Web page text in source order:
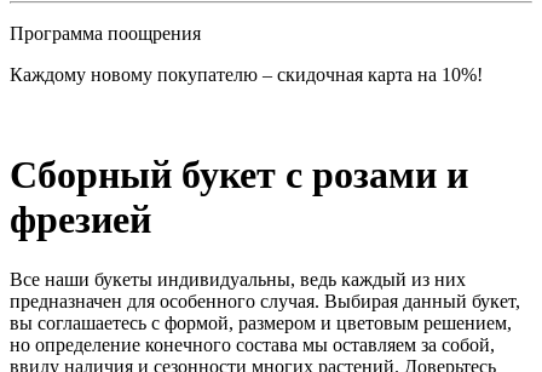
Программа поощрения
Каждому новому покупателю – скидочная карта на 10%!
Сборный букет с розами и
фрезией
Все наши букеты индивидуальны, ведь каждый из них
предназначен для особенного случая. Выбирая данный букет,
вы соглашаетесь с формой, размером и цветовым решением,
но определение конечного состава мы оставляем за собой,
ввиду наличия и сезонности многих растений. Доверьтесь